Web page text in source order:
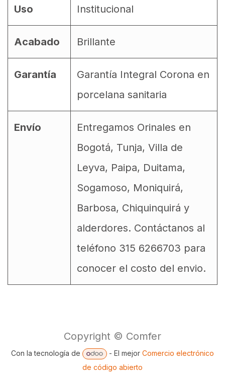
Uso Institucional
Acabado Brillante
Garantía
Garantía Integral Corona en
porcelana sanitaria
Envío
Entregamos Orinales en
Bogotá, Tunja, Villa de
Leyva, Paipa, Duitama,
Sogamoso, Moniquirá,
Barbosa, Chiquinquirá y
alderdores. Contáctanos al
teléfono 315 6266703 para
conocer el costo del envio.
Copyright © Comfer
Con la tecnología de - El mejor Comercio electrónico
de código abierto